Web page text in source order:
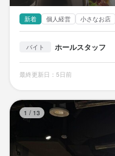
新着 個人経営 小さなお店
バイト ホールスタッフ
最終更新日：5日前
1 / 13